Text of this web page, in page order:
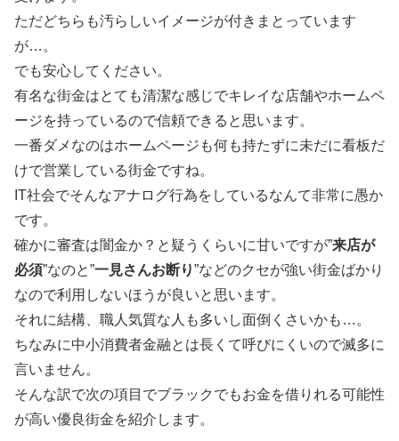
ただどちらも汚らしいイメージが付きまとっています
が…。
でも安心してください。
有名な街金はとても清潔な感じでキレイな店舗やホームペ
ージを持っているので信頼できると思います。
一番ダメなのはホームページも何も持たずに未だに看板だ
けで営業している街金ですね。
IT社会でそんなアナログ行為をしているなんて非常に愚か
です。
確かに審査は闇金か？と疑うくらいに甘いですが”来店が
必須”なのと”一見さんお断り”などのクセが強い街金ばかり
なので利用しないほうが良いと思います。
それに結構、職人気質な人も多いし面倒くさいかも…。
ちなみに中小消費者金融とは長くて呼びにくいので滅多に
言いません。
そんな訳で次の項目でブラックでもお金を借りれる可能性
が高い優良街金を紹介します。